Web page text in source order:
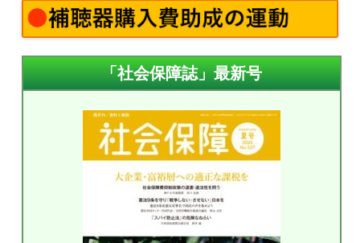
「社会保障誌」最新号